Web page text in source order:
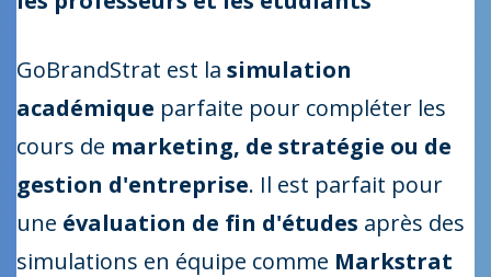
GoBrandStrat est la simulation
académique parfaite pour compléter les
cours de marketing, de stratégie ou de
gestion d'entreprise. Il est parfait pour
une évaluation de fin d'études après des
simulations en équipe comme Markstrat